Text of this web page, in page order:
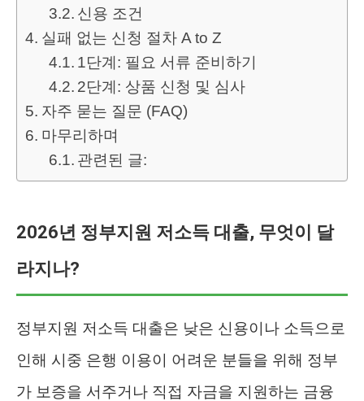
신용 조건
실패 없는 신청 절차 A to Z
1단계: 필요 서류 준비하기
2단계: 상품 신청 및 심사
자주 묻는 질문 (FAQ)
마무리하며
관련된 글:
2026년 정부지원 저소득 대출, 무엇이 달
라지나?
정부지원 저소득 대출은 낮은 신용이나 소득으로
인해 시중 은행 이용이 어려운 분들을 위해 정부
가 보증을 서주거나 직접 자금을 지원하는 금융